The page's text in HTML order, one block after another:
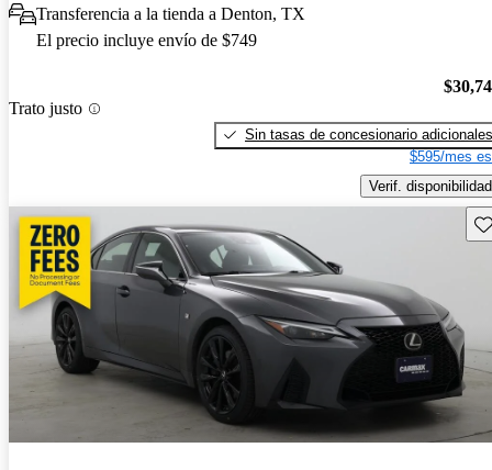
Transferencia a la tienda a Denton, TX
El precio incluye envío de $749
Trato justo
Sin tasas de concesionario adicionales
$595/mes
Verif. disponibilidad